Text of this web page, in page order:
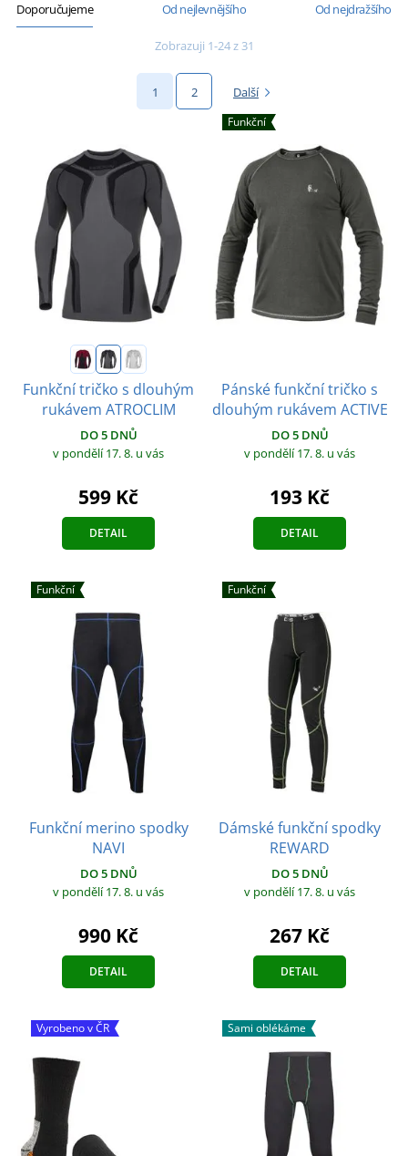
Doporučujeme Od nejlevnějšího Od nejdražšího
Zobrazuji 1-24 z 31
1 2 Další
Funkční tričko s dlouhým
rukávem ATROCLIM
DO 5 DNŮ
v pondělí 17. 8. u vás
599 Kč
DETAIL
Funkční
Pánské funkční tričko s
dlouhým rukávem ACTIVE
DO 5 DNŮ
v pondělí 17. 8. u vás
193 Kč
DETAIL
Funkční
Funkční merino spodky
NAVI
DO 5 DNŮ
v pondělí 17. 8. u vás
990 Kč
DETAIL
Funkční
Dámské funkční spodky
REWARD
DO 5 DNŮ
v pondělí 17. 8. u vás
267 Kč
DETAIL
Vyrobeno v ČR Sami oblékáme